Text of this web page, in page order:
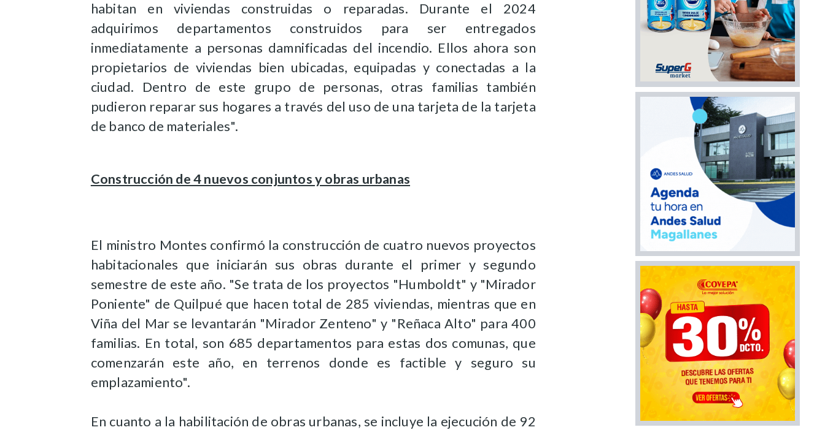
habitan en viviendas construidas o reparadas. Durante el 2024
adquirimos departamentos construidos para ser entregados
inmediatamente a personas damnificadas del incendio. Ellos ahora son
propietarios de viviendas bien ubicadas, equipadas y conectadas a la
ciudad. Dentro de este grupo de personas, otras familias también
pudieron reparar sus hogares a través del uso de una tarjeta de la tarjeta
de banco de materiales".
Construcción de 4 nuevos conjuntos y obras urbanas
El ministro Montes confirmó la construcción de cuatro nuevos proyectos
habitacionales que iniciarán sus obras durante el primer y segundo
semestre de este año. "Se trata de los proyectos "Humboldt" y "Mirador
Poniente" de Quilpué que hacen total de 285 viviendas, mientras que en
Viña del Mar se levantarán "Mirador Zenteno" y "Reñaca Alto" para 400
familias. En total, son 685 departamentos para estas dos comunas, que
comenzarán este año, en terrenos donde es factible y seguro su
emplazamiento".
En cuanto a la habilitación de obras urbanas, se incluye la ejecución de 92